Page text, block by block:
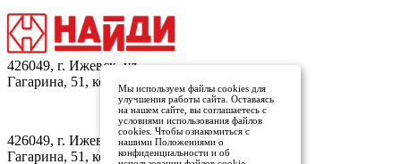
426049, г. Ижевск, ул.
Гагарина, 51, кор.1
Заказать обратный звонок
426049, г. Ижевск, ул.
Гагарина, 51, кор.1
Мы используем файлы cookies для
улучшения работы сайта. Оставаясь
на нашем сайте, вы соглашаетесь с
условиями использования файлов
cookies. Чтобы ознакомиться с
нашими Положениями о
конфиденциальности и об